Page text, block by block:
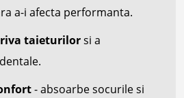
a-i afecta performanta.
taieturilorsi a
- absoarbe socurile si